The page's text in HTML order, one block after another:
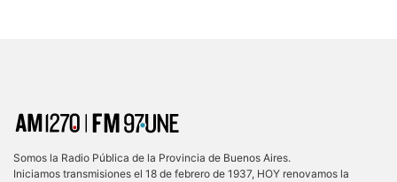
Somos la Radio Pública de la Provincia de Buenos Aires.
Iniciamos transmisiones el 18 de febrero de 1937, HOY renovamos la